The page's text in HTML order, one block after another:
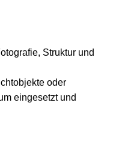
Struktur und
oder
eingesetzt und